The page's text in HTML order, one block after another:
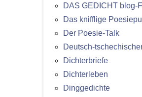
DAS GEDICHT blog-
Das knifflige
Der Poesie-Talk
Deutsch-
Dichterbriefe
Dichterleben
Dinggedichte